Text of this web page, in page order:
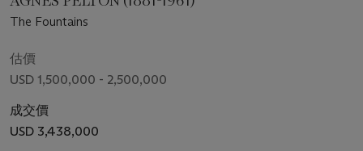
The Fountains
估價
USD 1,500,000 - 2,500,000
成交價
USD 3,438,000